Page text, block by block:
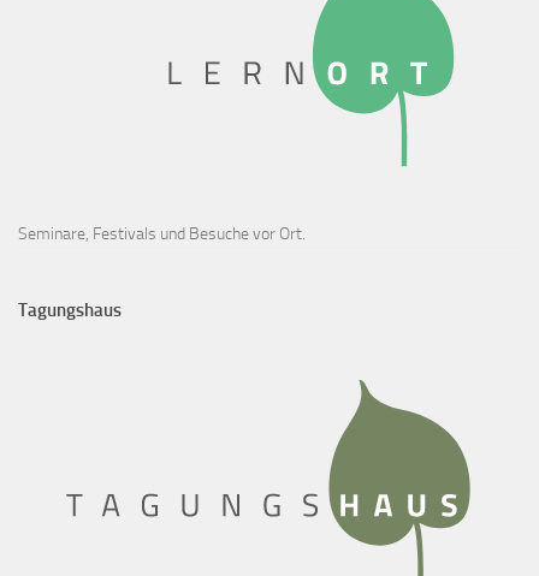
Seminare, Festivals und Besuche vor Ort.
Tagungshaus